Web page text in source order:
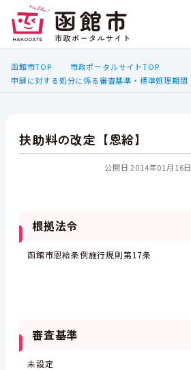
函館市TOP
市政ポータルサイトTOP
申請に対する処分に係る審査基準・標準処理期間
扶助料の改定【恩給】
公開日 2014年01月16日
根拠法令
函館市恩給条例施行規則第17条
審査基準
未設定